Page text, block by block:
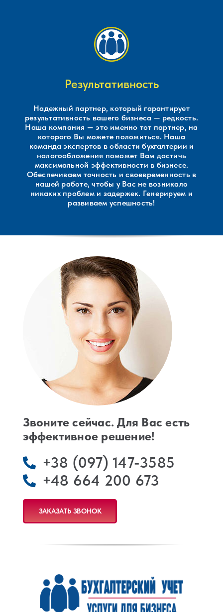
Результативность
Надежный партнер, который гарантирует
результативность вашего бизнеса — редкость.
Наша компания — это именно тот партнер, на
которого Вы можете положиться. Наша
команда экспертов в области бухгалтерии и
налогообложения поможет Вам достичь
максимальной эффективности в бизнесе.
Обеспечиваем точность и своевременность в
нашей работе, чтобы у Вас не возникало
никаких проблем и задержек. Генерируем и
развиваем успешность!
Звоните сейчас. Для Вас есть
эффективное решение!
+38 (097) 147-3585
+48 664 200 673
ЗАКАЗАТЬ ЗВОНОК